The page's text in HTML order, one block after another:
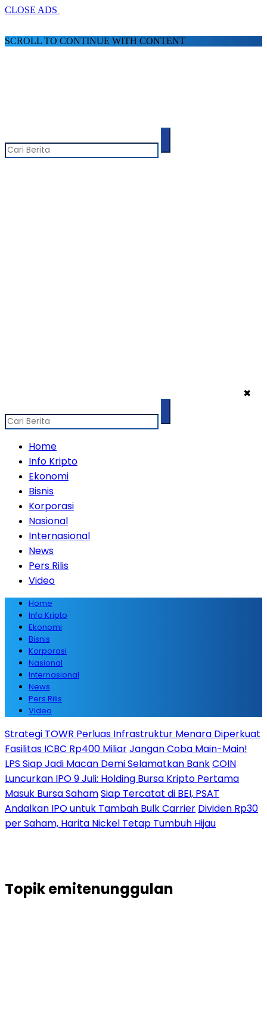
CLOSE ADS
SCROLL TO CONTINUE WITH CONTENT
✖
Home
Info Kripto
Ekonomi
Bisnis
Korporasi
Nasional
Internasional
News
Pers Rilis
Video
Home
Info Kripto
Ekonomi
Bisnis
Korporasi
Nasional
Internasional
News
Pers Rilis
Video
Strategi TOWR Perluas Infrastruktur Menara Diperkuat
Fasilitas ICBC Rp400 MiliarJangan Coba Main-Main!
LPS Siap Jadi Macan Demi Selamatkan BankCOIN
Luncurkan IPO 9 Juli: Holding Bursa Kripto Pertama
Masuk Bursa SahamSiap Tercatat di BEI, PSAT
Andalkan IPO untuk Tambah Bulk Carrier Dividen Rp30
per Saham, Harita Nickel Tetap Tumbuh Hijau
Topikemitenunggulan